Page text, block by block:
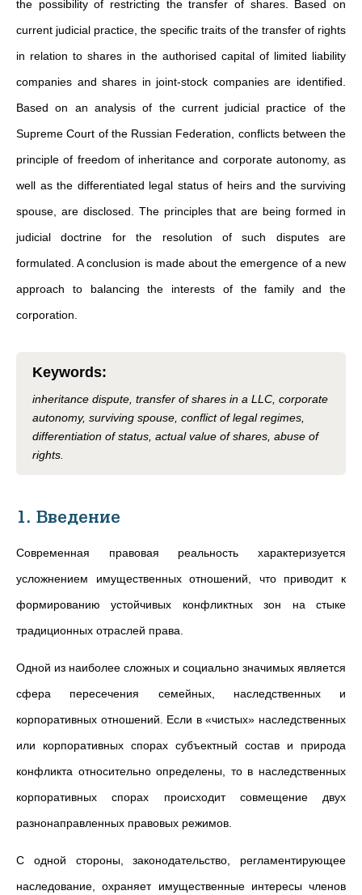
the possibility of restricting the transfer of shares. Based on
current judicial practice, the specific traits of the transfer of rights
in relation to shares in the authorised capital of limited liability
companies and shares in joint-stock companies are identified.
Based on an analysis of the current judicial practice of the
Supreme Court of the Russian Federation, conflicts between the
principle of freedom of inheritance and corporate autonomy, as
well as the differentiated legal status of heirs and the surviving
spouse, are disclosed. The principles that are being formed in
judicial doctrine for the resolution of such disputes are
formulated. A conclusion is made about the emergence of a new
approach to balancing the interests of the family and the
corporation.
Keywords:
inheritance dispute, transfer of shares in a LLC, corporate
autonomy, surviving spouse, conflict of legal regimes,
differentiation of status, actual value of shares, abuse of
rights.
1. Введение
Современная правовая реальность характеризуется
усложнением имущественных отношений, что приводит к
формированию устойчивых конфликтных зон на стыке
традиционных отраслей права.
Одной из наиболее сложных и социально значимых является
сфера пересечения семейных, наследственных и
корпоративных отношений. Если в «чистых» наследственных
или корпоративных спорах субъектный состав и природа
конфликта относительно определены, то в наследственных
корпоративных спорах происходит совмещение двух
разнонаправленных правовых режимов.
С одной стороны, законодательство, регламентирующее
наследование, охраняет имущественные интересы членов